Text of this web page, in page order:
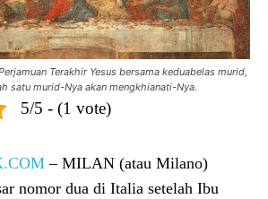
Terakhir Yesus bersama keduabelas murid,
satu murid-Nya akan mengkhianati-Nya.
5/5 - (1 vote)
– MILAN (atau Milano)
nomor dua di Italia setelah Ibu